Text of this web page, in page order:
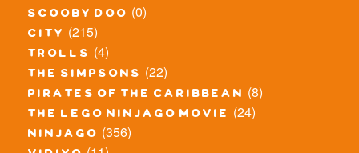
scooby doo (0)
city (215)
trolls (4)
the simpsons (22)
pirates of the caribbean (8)
the lego ninjago movie (24)
ninjago (356)